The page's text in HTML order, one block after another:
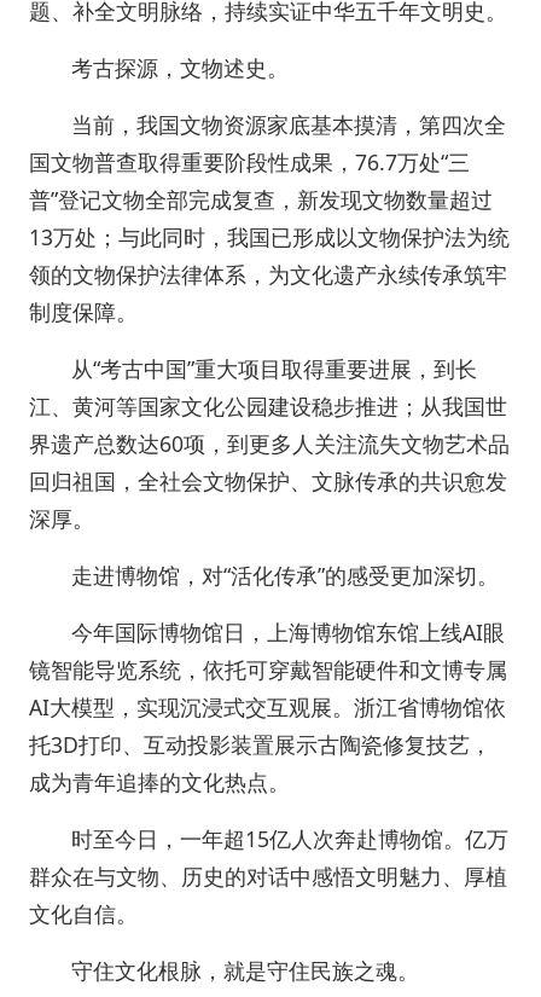
题、补全文明脉络，持续实证中华五千年文明史。
考古探源，文物述史。
当前，我国文物资源家底基本摸清，第四次全
国文物普查取得重要阶段性成果，76.7万处“三
普”登记文物全部完成复查，新发现文物数量超过
13万处；与此同时，我国已形成以文物保护法为统
领的文物保护法律体系，为文化遗产永续传承筑牢
制度保障。
从“考古中国”重大项目取得重要进展，到长
江、黄河等国家文化公园建设稳步推进；从我国世
界遗产总数达60项，到更多人关注流失文物艺术品
回归祖国，全社会文物保护、文脉传承的共识愈发
深厚。
走进博物馆，对“活化传承”的感受更加深切。
今年国际博物馆日，上海博物馆东馆上线AI眼
镜智能导览系统，依托可穿戴智能硬件和文博专属
AI大模型，实现沉浸式交互观展。浙江省博物馆依
托3D打印、互动投影装置展示古陶瓷修复技艺，
成为青年追捧的文化热点。
时至今日，一年超15亿人次奔赴博物馆。亿万
群众在与文物、历史的对话中感悟文明魅力、厚植
文化自信。
守住文化根脉，就是守住民族之魂。